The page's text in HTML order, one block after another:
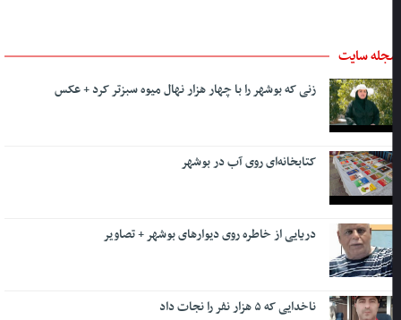
سایت
زنی که بوشهر را با چهار هزار نهال میوه سبزتر کرد + عکس
کتابخانه‌ای روی آب در بوشهر
دریایی از خاطره روی دیوارهای بوشهر + تصاویر
ناخدایی که ۵ هزار نفر را نجات داد